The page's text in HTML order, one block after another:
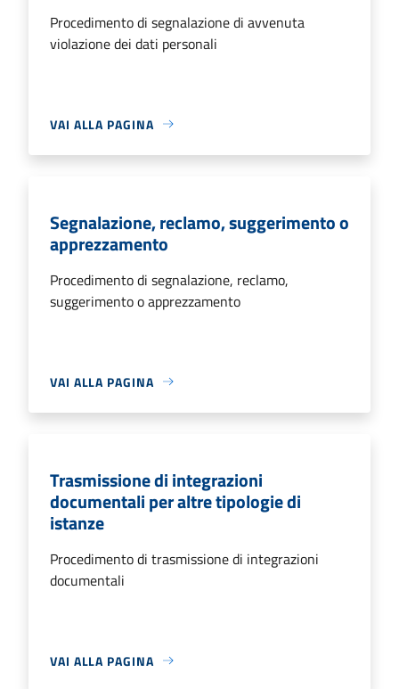
Procedimento di segnalazione di avvenuta
violazione dei dati personali
VAI ALLA PAGINA
Segnalazione, reclamo, suggerimento o
apprezzamento
Procedimento di segnalazione, reclamo,
suggerimento o apprezzamento
VAI ALLA PAGINA
Trasmissione di integrazioni
documentali per altre tipologie di
istanze
Procedimento di trasmissione di integrazioni
documentali
VAI ALLA PAGINA